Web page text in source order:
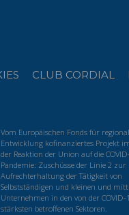
CLUB CORDIAL
Vom Europäischen Fonds für
Entwicklung kofinanziertes Projekt
der Reaktion der Union auf die
Pandemie: Zuschüsse der Linie 2 zur
Aufrechterhaltung der Tätigkeit von
Selbstständigen und kleinen und
Unternehmen in den von der COVID-
stärksten betroffenen Sektoren.